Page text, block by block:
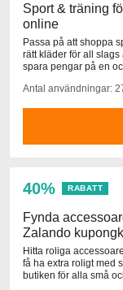
Sport & träning
online
Passa på att shoppa
rätt kläder för all
spara pengar på en
Antal användningar:
40% RABATT
Fynda
Zalando
Hitta roliga
få ha extra roligt med
butiken för alla små